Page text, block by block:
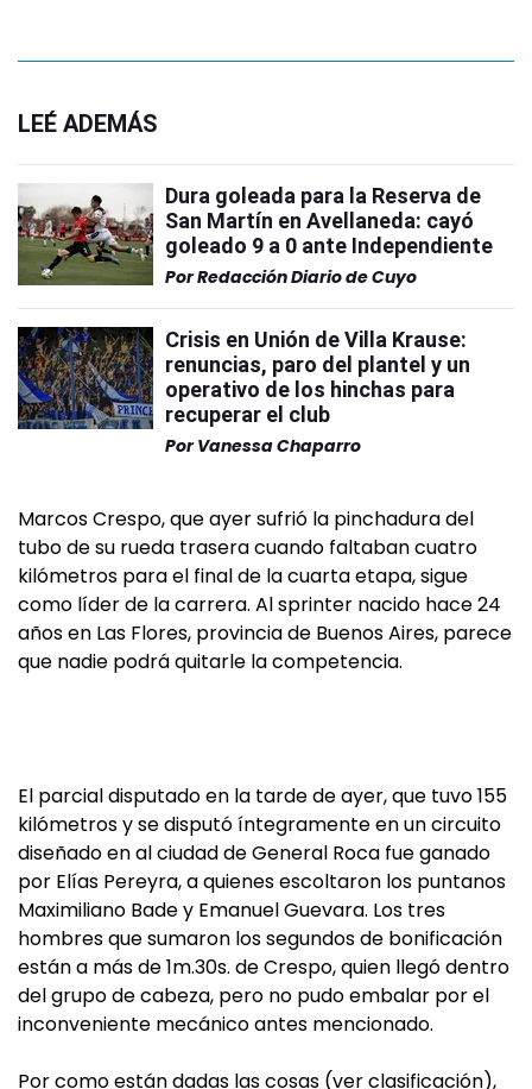
LEÉ ADEMÁS
Dura goleada para la Reserva de
San Martín en Avellaneda: cayó
goleado 9 a 0 ante Independiente
PorRedacción Diario de Cuyo
Crisis en Unión de Villa Krause:
renuncias, paro del plantel y un
operativo de los hinchas para
recuperar el club
Por Vanessa Chaparro
Marcos Crespo, que ayer sufrió la pinchadura del
tubo de su rueda trasera cuando faltaban cuatro
kilómetros para el final de la cuarta etapa, sigue
como líder de la carrera. Al sprinter nacido hace 24
años en Las Flores, provincia de Buenos Aires, parece
que nadie podrá quitarle la competencia.
El parcial disputado en la tarde de ayer, que tuvo 155
kilómetros y se disputó íntegramente en un circuito
diseñado en al ciudad de General Roca fue ganado
por Elías Pereyra, a quienes escoltaron los puntanos
Maximiliano Bade y Emanuel Guevara. Los tres
hombres que sumaron los segundos de bonificación
están a más de 1m.30s. de Crespo, quien llegó dentro
del grupo de cabeza, pero no pudo embalar por el
inconveniente mecánico antes mencionado.
Por como están dadas las cosas (ver clasificación),